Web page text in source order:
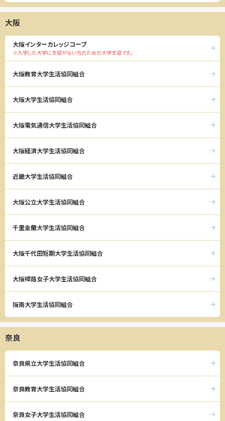
大阪
大阪インターカレッジコープ
※入学した大学に生協がない方のための大学生協です。
大阪教育大学生活協同組合
大阪大学生活協同組合
大阪電気通信大学生活協同組合
大阪経済大学生活協同組合
近畿大学生活協同組合
大阪公立大学生活協同組合
千里金蘭大学生活協同組合
大阪千代田短期大学生活協同組合
大阪樟蔭女子大学生活協同組合
阪南大学生活協同組合
奈良
奈良県立大学生活協同組合
奈良教育大学生活協同組合
奈良女子大学生活協同組合